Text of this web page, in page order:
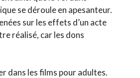
se déroule en apesanteur.
sur les effets d’un acte
réalisé, car les dons
dans les films pour adultes.